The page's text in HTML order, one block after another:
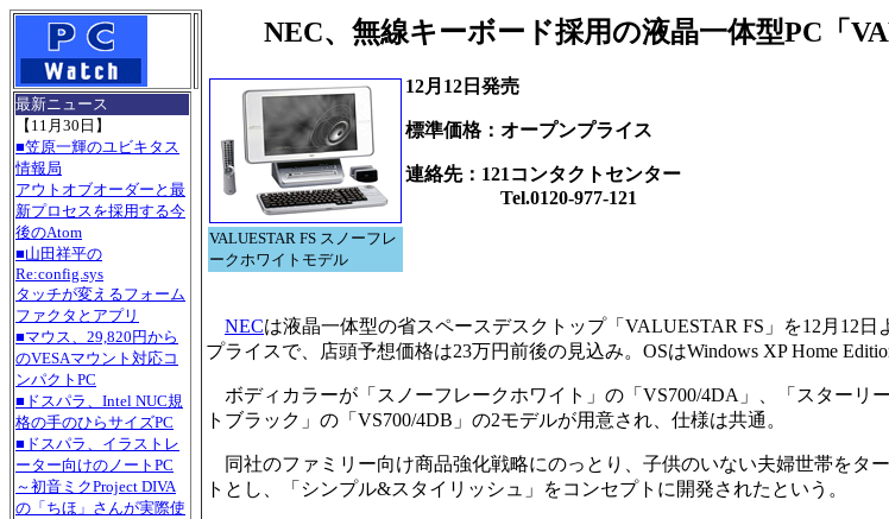
最新ニュース
【11月30日】
■笠原一輝のユビキタス
情報局
アウトオブオーダーと最
新プロセスを採用する今
後のAtom
■山田祥平の
Re:config.sys
タッチが変えるフォーム
ファクタとアプリ
■マウス、29,820円から
のVESAマウント対応コ
ンパクトPC
■ドスパラ、Intel NUC規
格の手のひらサイズPC
■ドスパラ、イラストレ
ーター向けのノートPC
～初音ミクProject DIVA
の「ちほ」さんが実際使
NEC、無線キーボード採用の液晶一体型PC「
VALUESTAR FS スノーフレ
ークホワイトモデル
12月12日発売
標準価格：オープンプライス
連絡先：121コンタクトセンター
Tel.0120-977-121
NECは液晶一体型の省スペースデスクトップ「VALUESTAR FS」を12月12
プライスで、店頭予想価格は23万円前後の見込み。OSはWindows XP Home
ボディカラーが「スノーフレークホワイト」の「VS700/4DA」、「スターリ
トブラック」の「VS700/4DB」の2モデルが用意され、仕様は共通。
同社のファミリー向け商品強化戦略にのっとり、子供のいない夫婦世帯をタ
トとし、「シンプル&スタイリッシュ」をコンセプトに開発されたという。